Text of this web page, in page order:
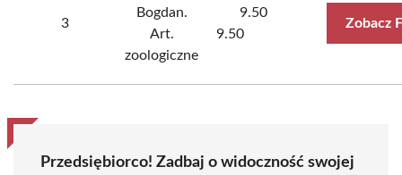
3
Bogdan.
Art.
zoologiczne
9.50
9.50
Zobacz
Przedsiębiorco! Zadbaj o widoczność swojej